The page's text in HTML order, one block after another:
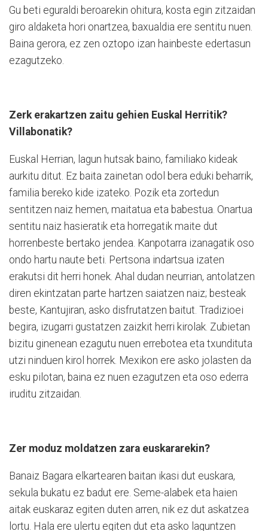
Gu beti eguraldi beroarekin ohitura, kosta egin zitzaidan
giro aldaketa hori onartzea, baxualdia ere sentitu nuen.
Baina gerora, ez zen oztopo izan hainbeste edertasun
ezagutzeko.
Zerk erakartzen zaitu gehien Euskal Herritik?
Villabonatik?
Euskal Herrian, lagun hutsak baino, familiako kideak
aurkitu ditut. Ez baita zainetan odol bera eduki beharrik,
familia bereko kide izateko. Pozik eta zortedun
sentitzen naiz hemen, maitatua eta babestua. Onartua
sentitu naiz hasieratik eta horregatik maite dut
horrenbeste bertako jendea. Kanpotarra izanagatik oso
ondo hartu naute beti. Pertsona indartsua izaten
erakutsi dit herri honek. Ahal dudan neurrian, antolatzen
diren ekintzatan parte hartzen saiatzen naiz; besteak
beste, Kantujiran, asko disfrutatzen baitut. Tradizioei
begira, izugarri gustatzen zaizkit herri kirolak. Zubietan
bizitu ginenean ezagutu nuen errebotea eta txundituta
utzi ninduen kirol horrek. Mexikon ere asko jolasten da
esku pilotan, baina ez nuen ezagutzen eta oso ederra
iruditu zitzaidan.
Zer moduz moldatzen zara euskararekin?
Banaiz Bagara elkartearen baitan ikasi dut euskara,
sekula bukatu ez badut ere. Seme-alabek eta haien
aitak euskaraz egiten duten arren, nik ez dut askatzea
lortu. Hala ere ulertu egiten dut eta asko laguntzen